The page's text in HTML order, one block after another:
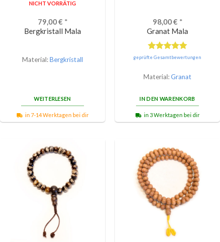
NICHT VORRÄTIG
79,00€ *
Bergkristall Mala
Material:Bergkristall
WEITERLESEN
in 7-14 Werktagen bei dir
98,00€ *
Granat Mala
Bewertet
von 5
geprüfte Gesamtbewertungen
Material:Granat
IN DEN WARENKORB
in 3 Werktagen bei dir